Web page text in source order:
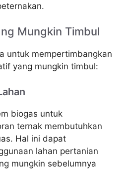
Mungkin Timbul
untuk mempertimbangkan
yang mungkin timbul:
biogas untuk
ternak membutuhkan
Hal ini dapat
lahan pertanian
mungkin sebelumnya